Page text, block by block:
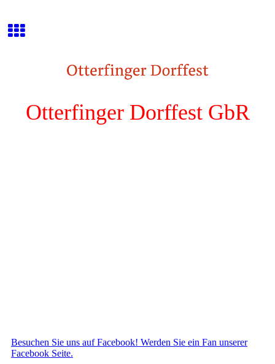
Otterfinger Dorffest GbR
Besuchen Sie uns auf Facebook! Werden Sie ein Fan unserer
Facebook Seite.